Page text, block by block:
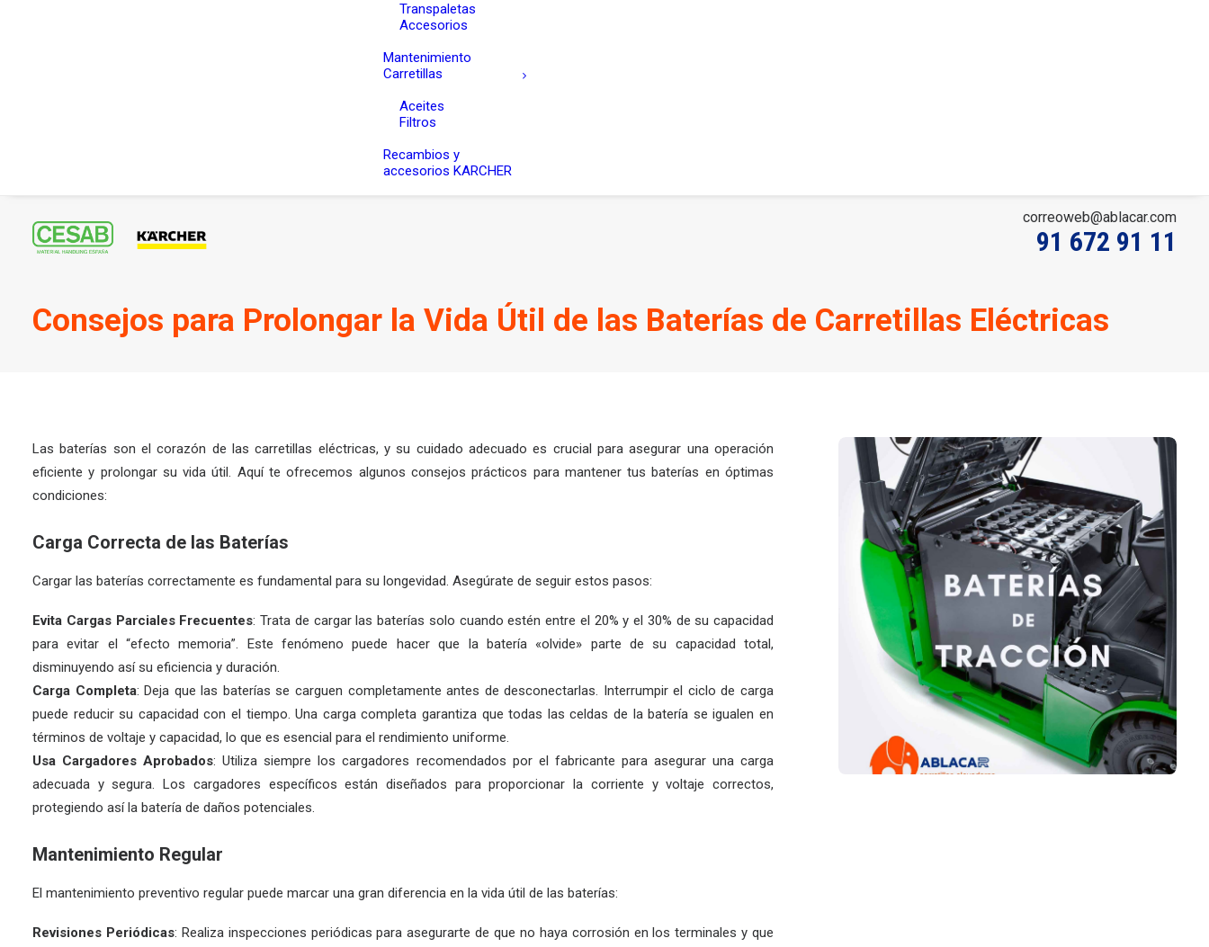
Transpaletas
Accesorios
Mantenimiento
Carretillas
Aceites
Filtros
Recambios y
accesorios KARCHER
correoweb@ablacar.com
91 672 91 11
Consejos para Prolongar la Vida Útil de las Baterías de Carretillas Eléctricas
Las baterías son el corazón de las carretillas eléctricas, y su cuidado adecuado es crucial para asegurar una operación
eficiente y prolongar su vida útil. Aquí te ofrecemos algunos consejos prácticos para mantener tus baterías en óptimas
condiciones:
Carga Correcta de las Baterías
Cargar las baterías correctamente es fundamental para su longevidad. Asegúrate de seguir estos pasos:
Evita Cargas Parciales Frecuentes: Trata de cargar las baterías solo cuando estén entre el 20% y el 30% de su capacidad
para evitar el “efecto memoria”. Este fenómeno puede hacer que la batería «olvide» parte de su capacidad total,
disminuyendo así su eficiencia y duración.
Carga Completa: Deja que las baterías se carguen completamente antes de desconectarlas. Interrumpir el ciclo de carga
puede reducir su capacidad con el tiempo. Una carga completa garantiza que todas las celdas de la batería se igualen en
términos de voltaje y capacidad, lo que es esencial para el rendimiento uniforme.
Usa Cargadores Aprobados: Utiliza siempre los cargadores recomendados por el fabricante para asegurar una carga
adecuada y segura. Los cargadores específicos están diseñados para proporcionar la corriente y voltaje correctos,
protegiendo así la batería de daños potenciales.
Mantenimiento Regular
El mantenimiento preventivo regular puede marcar una gran diferencia en la vida útil de las baterías:
Revisiones Periódicas: Realiza inspecciones periódicas para asegurarte de que no haya corrosión en los terminales y que